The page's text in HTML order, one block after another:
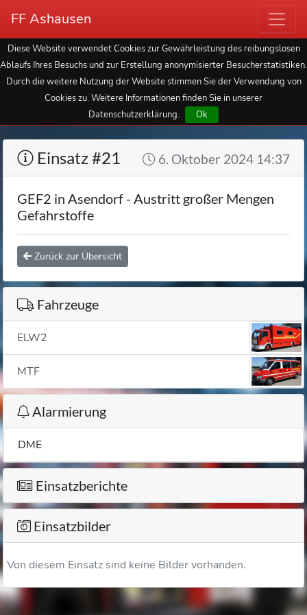
FF Ashausen
Diese Website verwendet Cookies zur Gewährleistung des reibungslosen
Ablaufs Ihres Besuchs und zur Erstellung anonymisierter Besucherstatistiken.
Durch die weitere Nutzung der Website stimmen Sie der Verwendung von
Cookies zu. Weitere Informationen finden Sie in unserer
Datenschutzerklärung.
Ok
Einsatz #21 6. Oktober 2024 14:37
GEF2 in Asendorf - Austritt großer Mengen
Gefahrstoffe
Zurück zur Übersicht
Fahrzeuge
ELW2
MTF
Alarmierung
DME
Einsatzberichte
Einsatzbilder
Von diesem Einsatz sind keine Bilder vorhanden.